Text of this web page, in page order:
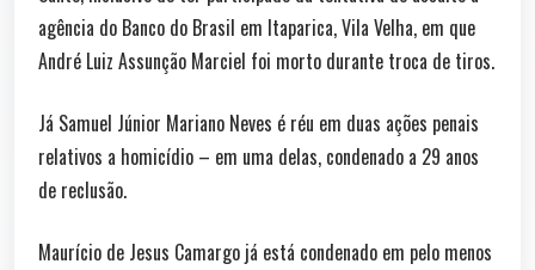
agência do Banco do Brasil em Itaparica, Vila Velha, em que
André Luiz Assunção Marciel foi morto durante troca de tiros.
Já Samuel Júnior Mariano Neves é réu em duas ações penais
relativos a homicídio – em uma delas, condenado a 29 anos
de reclusão.
Maurício de Jesus Camargo já está condenado em pelo menos